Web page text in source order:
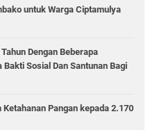
untuk Warga Ciptamulya
Dengan Beberapa
Sosial Dan Santunan Bagi
Pangan kepada 2.170